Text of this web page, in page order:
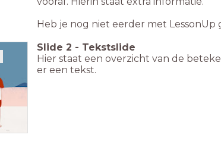
Heb je nog niet eerder met LessonUp
Slide 2 - Tekstslide
Hier staat een overzicht van de
er een tekst.